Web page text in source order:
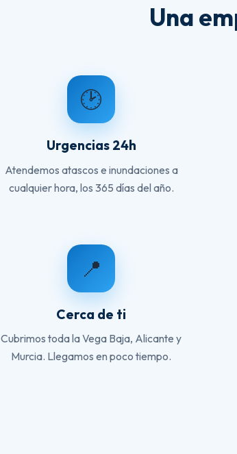
Una
🕑
Urgencias 24h
Atendemos atascos e inundaciones a
cualquier hora, los 365 días del año.
📍
Cerca de ti
Cubrimos toda la Vega Baja, Alicante y
Murcia. Llegamos en poco tiempo.